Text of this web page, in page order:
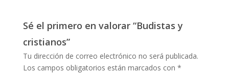
Sé el primero en valorar “Budistas y
cristianos”
Tu dirección de correo electrónico no será publicada.
Los campos obligatorios están marcados con *